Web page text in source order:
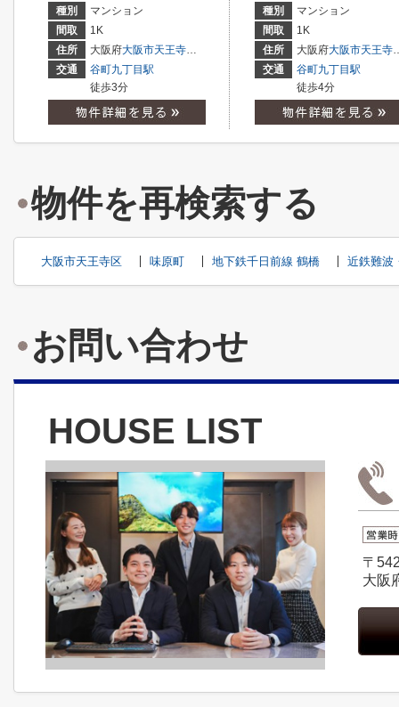
種別
マンション
間取
1K
住所
大阪府大阪市天王寺区
交通
谷町九丁目駅
徒歩3分
種別
マンション
間取
1K
住所
大阪府大阪市天王寺区
交通
谷町九丁目駅
徒歩4分
物件を再検索する
大阪市天王寺区 味原町 地下鉄千日前線 鶴橋 近鉄難波
お問い合わせ
HOUSE LIST
〒
大阪